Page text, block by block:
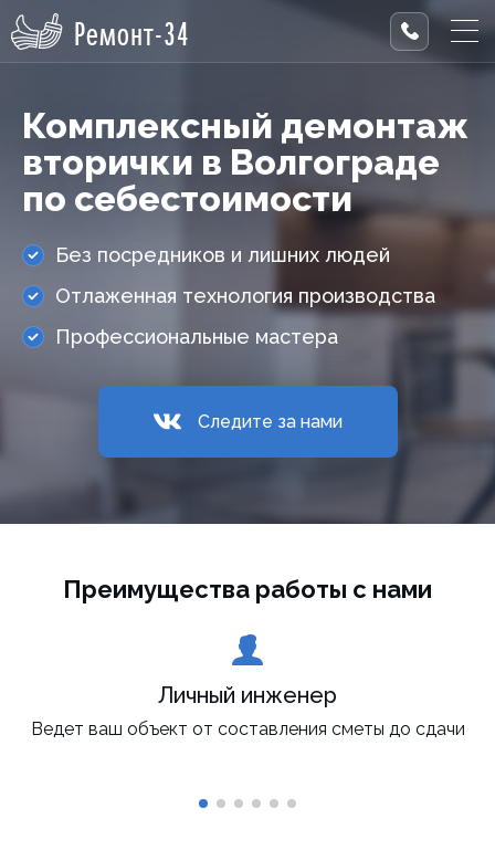
Ремонт-34
Комплексный демонтаж
вторички в Волгограде
по себестоимости
Без посредников и лишних людей
Отлаженная технология производства
Профессиональные мастера
Следите за нами
Преимущества работы с нами
Личный инженер
Ведет ваш объект от составления сметы до сдачи